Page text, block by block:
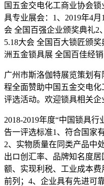
国五金交电化工商业协会
具专业展会：1、2019年4
会 全国百强企业颁奖典礼2
5.18大会 全国百大锁匠颁
洲五金锁具展 全国百佳经
广州市斯洛伽特展览策划
程全面赞助中国五金交电
评选活动。欢迎锁具相关企
2018-2019年度“中国锁具
告一评选标准1、符合国家
2、实物质量在同类产品中
出ロ创汇率、品牌知名度
额、实现利税、工业成本
前列；4、企业具有先进可